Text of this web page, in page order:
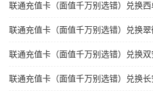
联通充值卡（面值千万别选错）兑换
联通充值卡（面值千万别选错）兑换
联通充值卡（面值千万别选错）兑换双
联通充值卡（面值千万别选错）兑换长